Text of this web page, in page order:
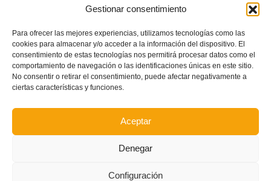
Gestionar consentimiento
Para ofrecer las mejores experiencias, utilizamos tecnologías como las
cookies para almacenar y/o acceder a la información del dispositivo. El
consentimiento de estas tecnologías nos permitirá procesar datos como el
comportamiento de navegación o las identificaciones únicas en este sitio.
No consentir o retirar el consentimiento, puede afectar negativamente a
ciertas características y funciones.
Aceptar
Denegar
Configuración